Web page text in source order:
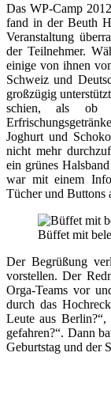
Das WP-Camp
fand in der Beuth
Veranstaltung
der Teilnehmer.
einige von ihnen
Schweiz und
großzügig
schien, als ob
Joghurt und
nicht mehr
ein grünes
war mit einem
Tücher und Buttons
Büffet mit
Der Begrüßung
vorstellen. Der
Orga-Teams vor
durch das
Leute aus
gefahren?“. Dann
Geburtstag und der